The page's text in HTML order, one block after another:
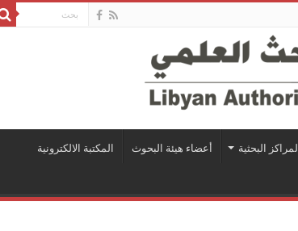
المراكز البحثية أعضاء هيئة البحوث المكتبة الالكترونية